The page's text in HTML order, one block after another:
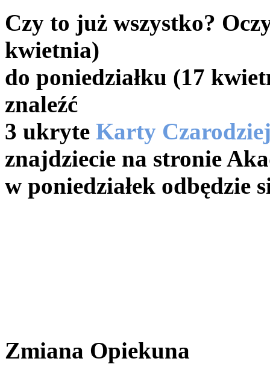
Czy to już wszystko?
kwietnia)
do poniedziałku (17
znaleźć
3 ukryte Karty
znajdziecie na stronie
w poniedziałek odbędzie
Zmiana Opiekuna